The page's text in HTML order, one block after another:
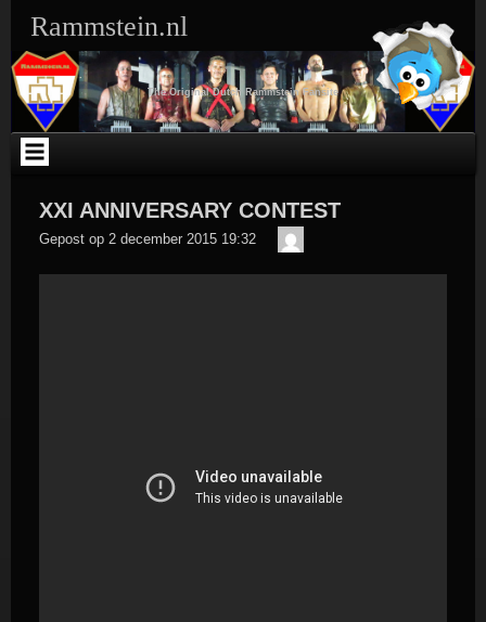
inhoud
Rammstein.nl
The Original Dutch Rammstein Fansite
XXI ANNIVERSARY CONTEST
Gepost op 2 december 2015 19:32
Meister